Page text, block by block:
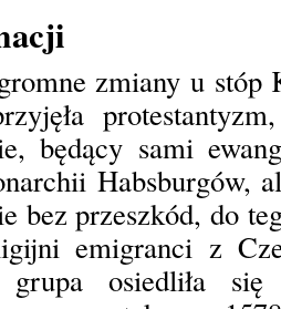
zmiany u stóp
będący sami
Habsburgów,
bez przeszkód, do
emigranci z
grupa osiedliła